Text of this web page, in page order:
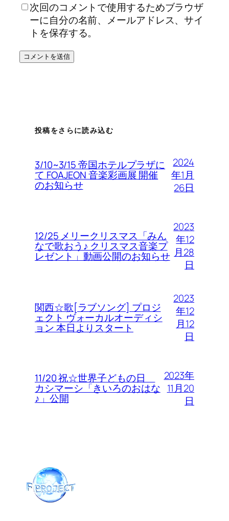
次回のコメントで使用するためブラウザ
ーに自分の名前、メールアドレス、サイ
トを保存する。
投稿をさらに読み込む
3/10~3/15 帝国ホテルプラザに
て FOAJEON 音楽彩画展 開催
のお知らせ
2024
年1月
26日
12/25 メリークリスマス「みん
なで歌おう♪ クリスマス音楽プ
レゼント」動画公開のお知らせ
2023
年12
月28
日
関西☆歌[ラブソング] プロジ
ェクト ヴォーカルオーディシ
ョン 本日よりスタート
2023
年12
月12
日
11/20 祝☆世界子どもの日
カシマーシ「きいろのおはな
♪」公開
2023年
11月20
日